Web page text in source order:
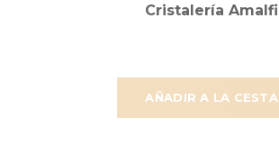
AÑADIR A LA CESTA
Cristalería Amalfi